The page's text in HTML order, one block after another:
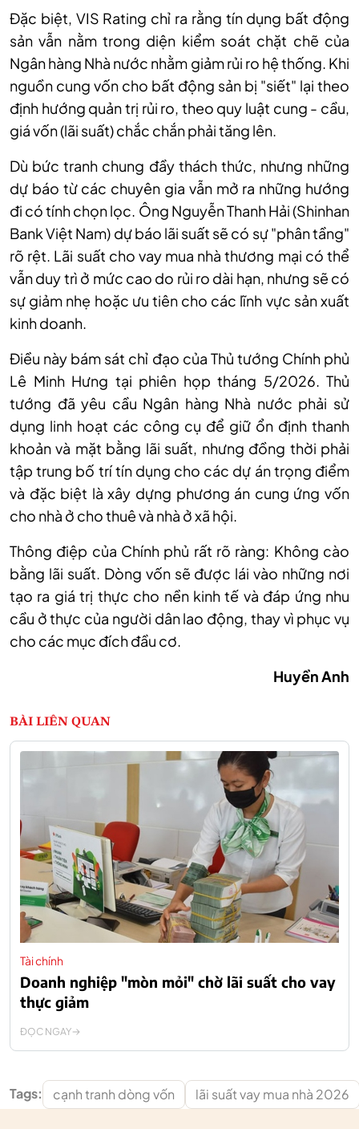
Đặc biệt, VIS Rating chỉ ra rằng tín dụng bất động
sản vẫn nằm trong diện kiểm soát chặt chẽ của
Ngân hàng Nhà nước nhằm giảm rủi ro hệ thống. Khi
nguồn cung vốn cho bất động sản bị "siết" lại theo
định hướng quản trị rủi ro, theo quy luật cung - cầu,
giá vốn (lãi suất) chắc chắn phải tăng lên.
Dù bức tranh chung đầy thách thức, nhưng những
dự báo từ các chuyên gia vẫn mở ra những hướng
đi có tính chọn lọc. Ông Nguyễn Thanh Hải (Shinhan
Bank Việt Nam) dự báo lãi suất sẽ có sự "phân tầng"
rõ rệt. Lãi suất cho vay mua nhà thương mại có thể
vẫn duy trì ở mức cao do rủi ro dài hạn, nhưng sẽ có
sự giảm nhẹ hoặc ưu tiên cho các lĩnh vực sản xuất
kinh doanh.
Điều này bám sát chỉ đạo của Thủ tướng Chính phủ
Lê Minh Hưng tại phiên họp tháng 5/2026. Thủ
tướng đã yêu cầu Ngân hàng Nhà nước phải sử
dụng linh hoạt các công cụ để giữ ổn định thanh
khoản và mặt bằng lãi suất, nhưng đồng thời phải
tập trung bố trí tín dụng cho các dự án trọng điểm
và đặc biệt là xây dựng phương án cung ứng vốn
cho nhà ở cho thuê và nhà ở xã hội.
Thông điệp của Chính phủ rất rõ ràng: Không cào
bằng lãi suất. Dòng vốn sẽ được lái vào những nơi
tạo ra giá trị thực cho nền kinh tế và đáp ứng nhu
cầu ở thực của người dân lao động, thay vì phục vụ
cho các mục đích đầu cơ.
Huyền Anh
BÀI LIÊN QUAN
Tài chính
Doanh nghiệp "mòn mỏi" chờ lãi suất cho vay
thực giảm
ĐỌC NGAY
Tags: cạnh tranh dòng vốn lãi suất vay mua nhà 2026